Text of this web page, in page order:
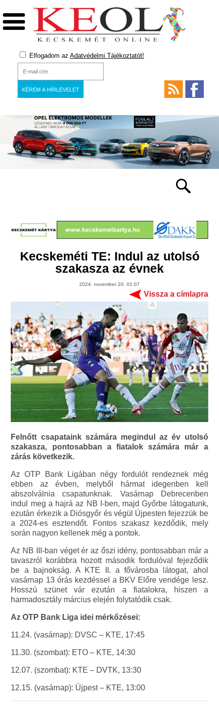
Elfogadom az Adatvédelmi Tájékoztatót!
Kecskeméti TE: Indul az utolsó
szakasza az évnek
2024. november 20. 01:07
Vissza a címlapra
Felnőtt csapataink számára megindul az év utolsó
szakasza, pontosabban a fiatalok számára már a
zárás következik.
Az OTP Bank Ligában négy fordulót rendeznek még
ebben az évben, melyből hármat idegenben kell
abszolválnia csapatunknak. Vasárnap Debrecenben
indul meg a hajrá az NB I-ben, majd Győrbe látogatunk,
ezután érkezik a Diósgyőr és végül Újpesten fejezzük be
a 2024-es esztendőt. Fontos szakasz kezdődik, mely
során nagyon kellenek még a pontok.
Az NB III-ban véget ér az őszi idény, pontosabban már a
tavaszról korábbra hozott második fordulóval fejeződik
be a bajnokság. A KTE II. a fővárosba látogat, ahol
vasárnap 13 órás kezdéssel a BKV Előre vendége lesz.
Hosszú szünet vár ezután a fiatalokra, hiszen a
harmadosztály március elején folytatódik csak.
Az OTP Bank Liga idei mérkőzései:
11.24. (vasárnap): DVSC – KTE, 17:45
11.30. (szombat): ETO – KTE, 14:30
12.07. (szombat): KTE – DVTK, 13:30
12.15. (vasárnap): Újpest – KTE, 13:00